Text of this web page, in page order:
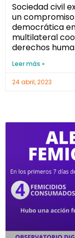
Sociedad civil
un
democrática
multilateral
derechos
Leer más »
24 abril, 2023